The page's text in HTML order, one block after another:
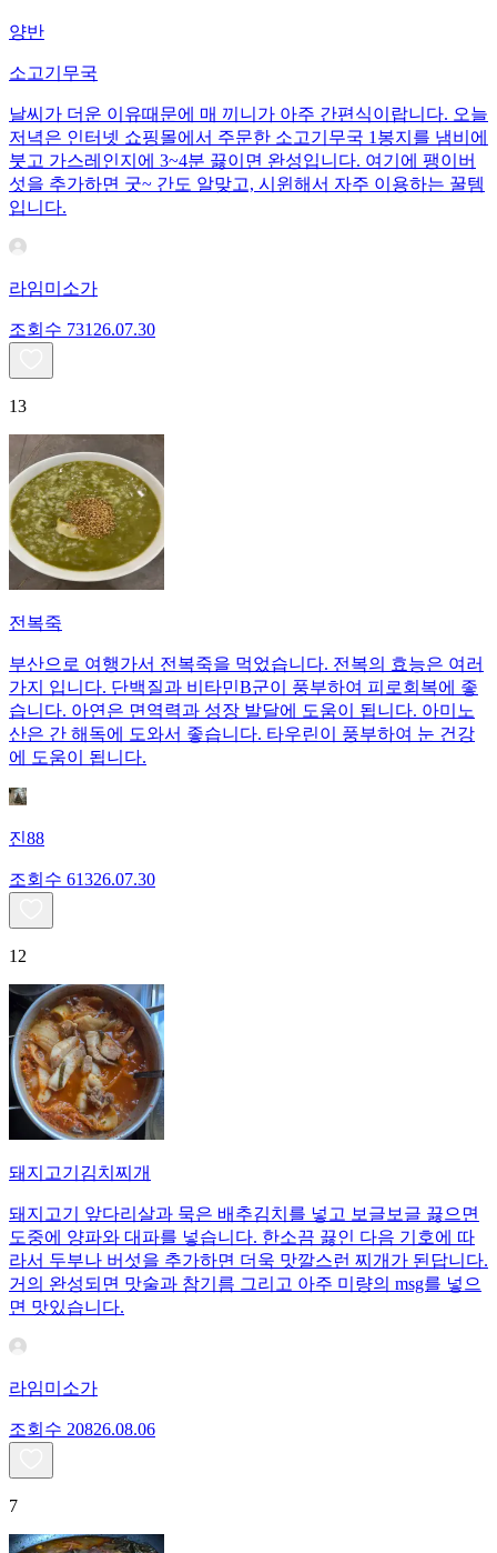
양반
소고기무국
날씨가 더운 이유때문에 매 끼니가 아주 간편식이랍니다. 오늘
저녁은 인터넷 쇼핑몰에서 주문한 소고기무국 1봉지를 냄비에
붓고 가스레인지에 3~4분 끓이면 완성입니다. 여기에 팽이버
섯을 추가하면 굿~ 간도 알맞고, 시윈해서 자주 이용하는 꿀템
입니다.
라임미소가
조회수 731 26.07.30
13
전복죽
부산으로 여행가서 전복죽을 먹었습니다. 전복의 효능은 여러
가지 입니다. 단백질과 비타민B군이 풍부하여 피로회복에 좋
습니다. 아연은 면역력과 성장 발달에 도움이 됩니다. 아미노
산은 간 해독에 도와서 좋습니다. 타우린이 풍부하여 눈 건강
에 도움이 됩니다.
진88
조회수 61326.07.30
12
돼지고기김치찌개
돼지고기 앞다리살과 묵은 배추김치를 넣고 보글보글 끓으면
도중에 양파와 대파를 넣습니다. 한소끔 끓인 다음 기호에 따
라서 두부나 버섯을 추가하면 더욱 맛깔스런 찌개가 된답니다.
거의 완성되면 맛술과 참기름 그리고 아주 미량의 msg를 넣으
면 맛있습니다.
라임미소가
조회수 20826.08.06
7